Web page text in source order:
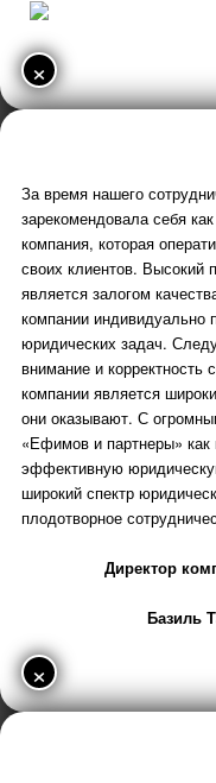
×
За время нашего
зарекомендовала себя
компания, которая
своих клиентов. Высокий
является залогом
компании индивидуально
юридических задач.
внимание и
компании является
они оказывают. С
«Ефимов и партнеры»
эффективную
широкий спектр
плодотворное
Директор
Базиль
×